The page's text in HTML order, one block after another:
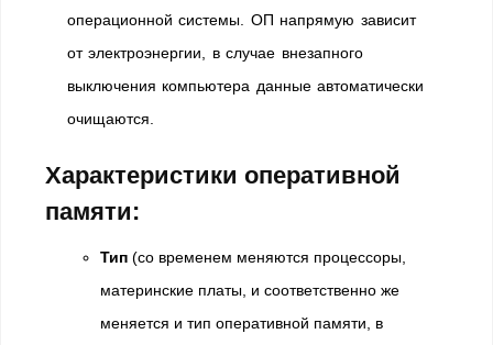
операционной системы. ОП напрямую зависит
от электроэнергии, в случае внезапного
выключения компьютера данные автоматически
очищаются.
Характеристики оперативной
памяти:
Тип (со временем меняются процессоры,
материнские платы, и соответственно же
меняется и тип оперативной памяти, в